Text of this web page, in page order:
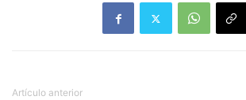
Artículo anterior